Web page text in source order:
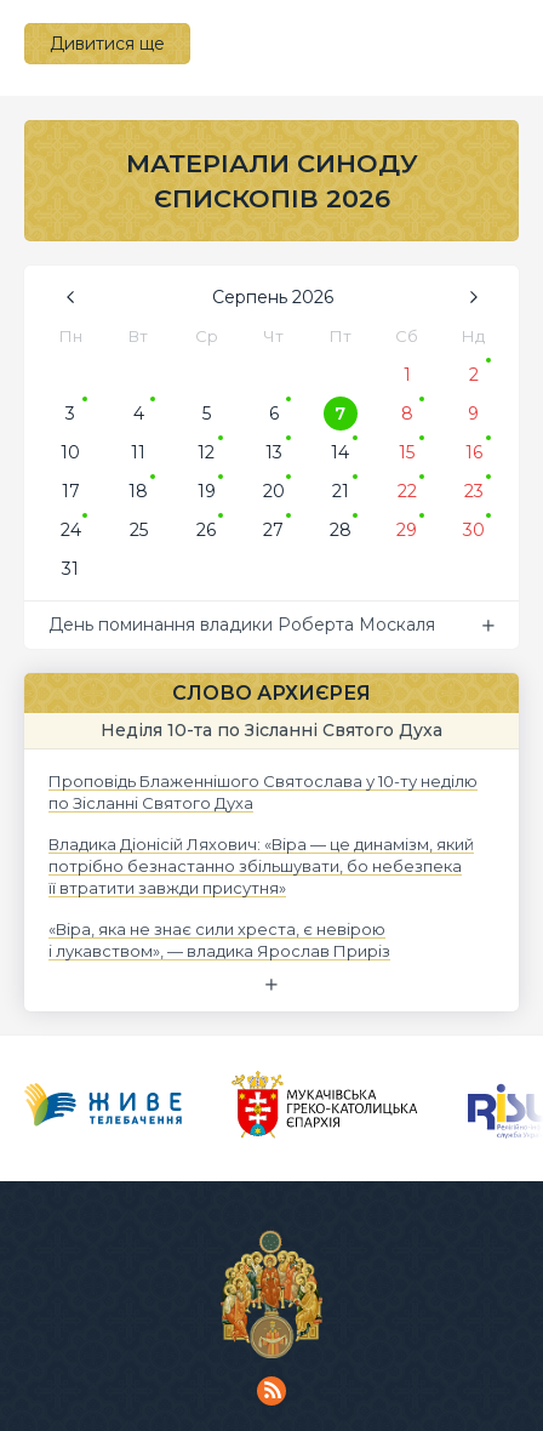
Дивитися ще
МАТЕРІАЛИ СИНОДУ
ЄПИСКОПІВ 2026
Серпень 2026
Пн Вт Ср Чт Пт Сб Нд
1
2
3
4 5 6 7 8
9
10
11 12 13 14 15
16
17
18 19 20 21 22
23
24
25 26 27 28 29
30
31
День поминання владики Роберта Москаля
СЛОВО АРХИЄРЕЯ
Неділя 10-та по Зісланні Святого Духа
Проповідь Блаженнішого Святослава у 10-ту неділю
по Зісланні Святого Духа
Владика Діонісій Ляхович: «Віра — це динамізм, який
потрібно безнастанно збільшувати, бо небезпека
її втратити завжди присутня»
«Віра, яка не знає сили хреста, є невірою
і лукавством», — владика Ярослав Приріз